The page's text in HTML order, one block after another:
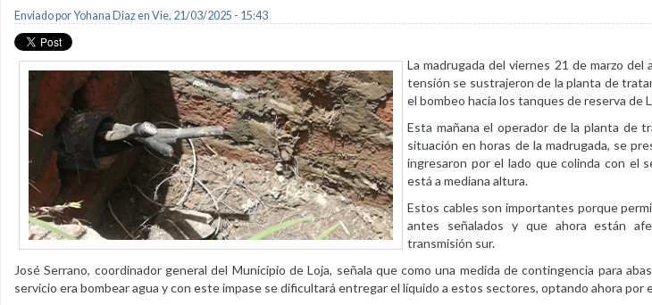
Enviado porYohana Diazen Vie, 21/03/2025 - 15:43
La madrugada del viernes 21 de marzo
tensión se sustrajeron de la planta de
el bombeo hacia los tanques de reserva de
Esta mañana el operador de la planta de
situación en horas de la madrugada, se
ingresaron por el lado que colinda con el
está a mediana altura.
Estos cables son importantes porque
antes señalados y que ahora están
transmisión sur.
José Serrano, coordinador general del Municipio de Loja, señala que como una medida de contingencia para
servicio era bombear agua y con este impase se dificultará entregar el líquido a estos sectores, optando ahora por